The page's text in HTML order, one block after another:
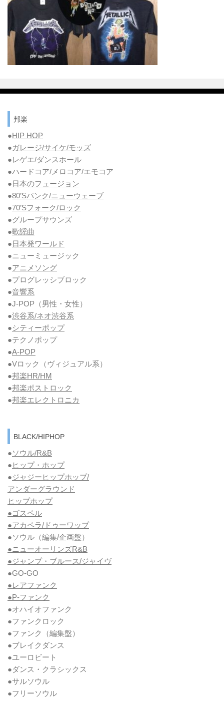
邦楽
●HIP HOP
●ガレージ/サイケ/モッズ
●レゲエ/ダンスホール
●ハードコア/メロコア/エモコア
●日本のフュージョン
●80’Sパンク/ニューウェーブ
●70’Sフォーク/ロック
●グループサウンズ
●歌謡曲
●日本発ワールド
●ニューミュージック
●アニメソング
●プログレッシブロック
●音響系
●J-POP（男性・女性）
●渋谷系/ネオ渋谷系
●シティーポップ
●テクノポップ
●A-POP
●Vロック
（ヴィジュアル系）
●邦楽HR/HM
●邦楽ポストロック
●邦楽エレクトロニカ
BLACK/HIPHOP
●ソウル/R&B
● ヒップ・ホップ
●ジャジーヒップホップ/
アンダーグラウンド
ヒップホップ
●ゴスペル
●アカペラ/ドゥーワップ
●ソウル （編集/企画盤）
●ニューオーリンズR&B
●ジャンプ・ブルース/ジャイヴ
●GO-GO
●レアファンク
●P-ファンク
●オハイオファンク
●ファンクロック
●ファンク
（編集盤）
●ブレイクダンス
●ユーロビート
●ダンス・クラシックス
●サルソウル
●フリーソウル